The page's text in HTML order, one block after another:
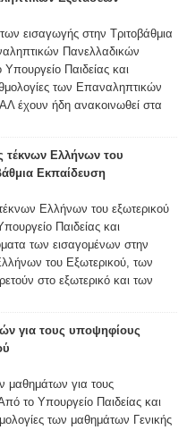
εισαγωγής στην Τριτοβάθμια
Πανελλαδικών
Παιδείας και
των Επαναληπτικών
έχουν ήδη ανακοινωθεί στα
τέκνων Ελλήνων του
Εκπαίδευση
Ελλήνων του εξωτερικού
Παιδείας και
των εισαγομένων στην
του Εξωτερικού, των
στο εξωτερικό και των
για τους υποψηφίους
μαθημάτων για τους
το Υπουργείο Παιδείας και
των μαθημάτων Γενικής